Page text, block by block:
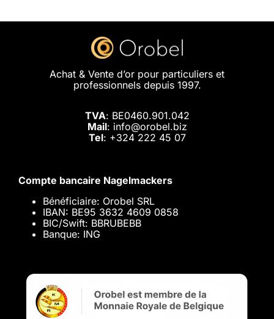
Achat & Vente d’or pour particuliers et
professionnels depuis 1997.
TVA: BE0460.901.042
Mail: info@orobel.biz
Tel: +324 222 45 07
Compte bancaire Nagelmackers
Bénéficiaire: Orobel SRL
IBAN: BE95 3632 4609 0858
BIC/Swift: BBRUBEBB
Banque: ING